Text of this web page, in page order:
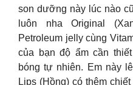
son dưỡng này lúc nào
luôn nha Original
Petroleum jelly cùng
của bạn độ ẩm cần
bóng tự nhiên. Em này
Lips (Hồng) có thêm